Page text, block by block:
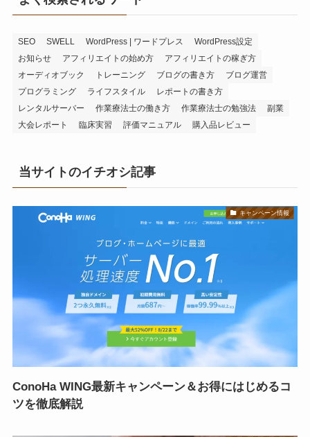
SEO SWELL WordPress | ワードプレス
WordPress設定
お知らせ
アフィリエイトの始め方
アフィリエイトの稼ぎ方
オーディオブック
トレーニング ブログの書き方
ブログ運営
プログラミング
ライフスタイル
レポートの書き方
レンタルサーバー
作業療法士の働き方 作業療法士の勉強法
副業
大会レポート
臨床実習 評価マニュアル 購入品レビュー
当サイトのイチオシ記事
キャンペーン情報
ConoHa WING最新キャンペーン＆お得にはじめるコ
ツを徹底解説